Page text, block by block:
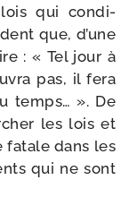
lois qui condi­
que, d’une
: « Tel jour à
pas, il fera
temps… ». De
les lois et
fatale dans les
qui ne sont